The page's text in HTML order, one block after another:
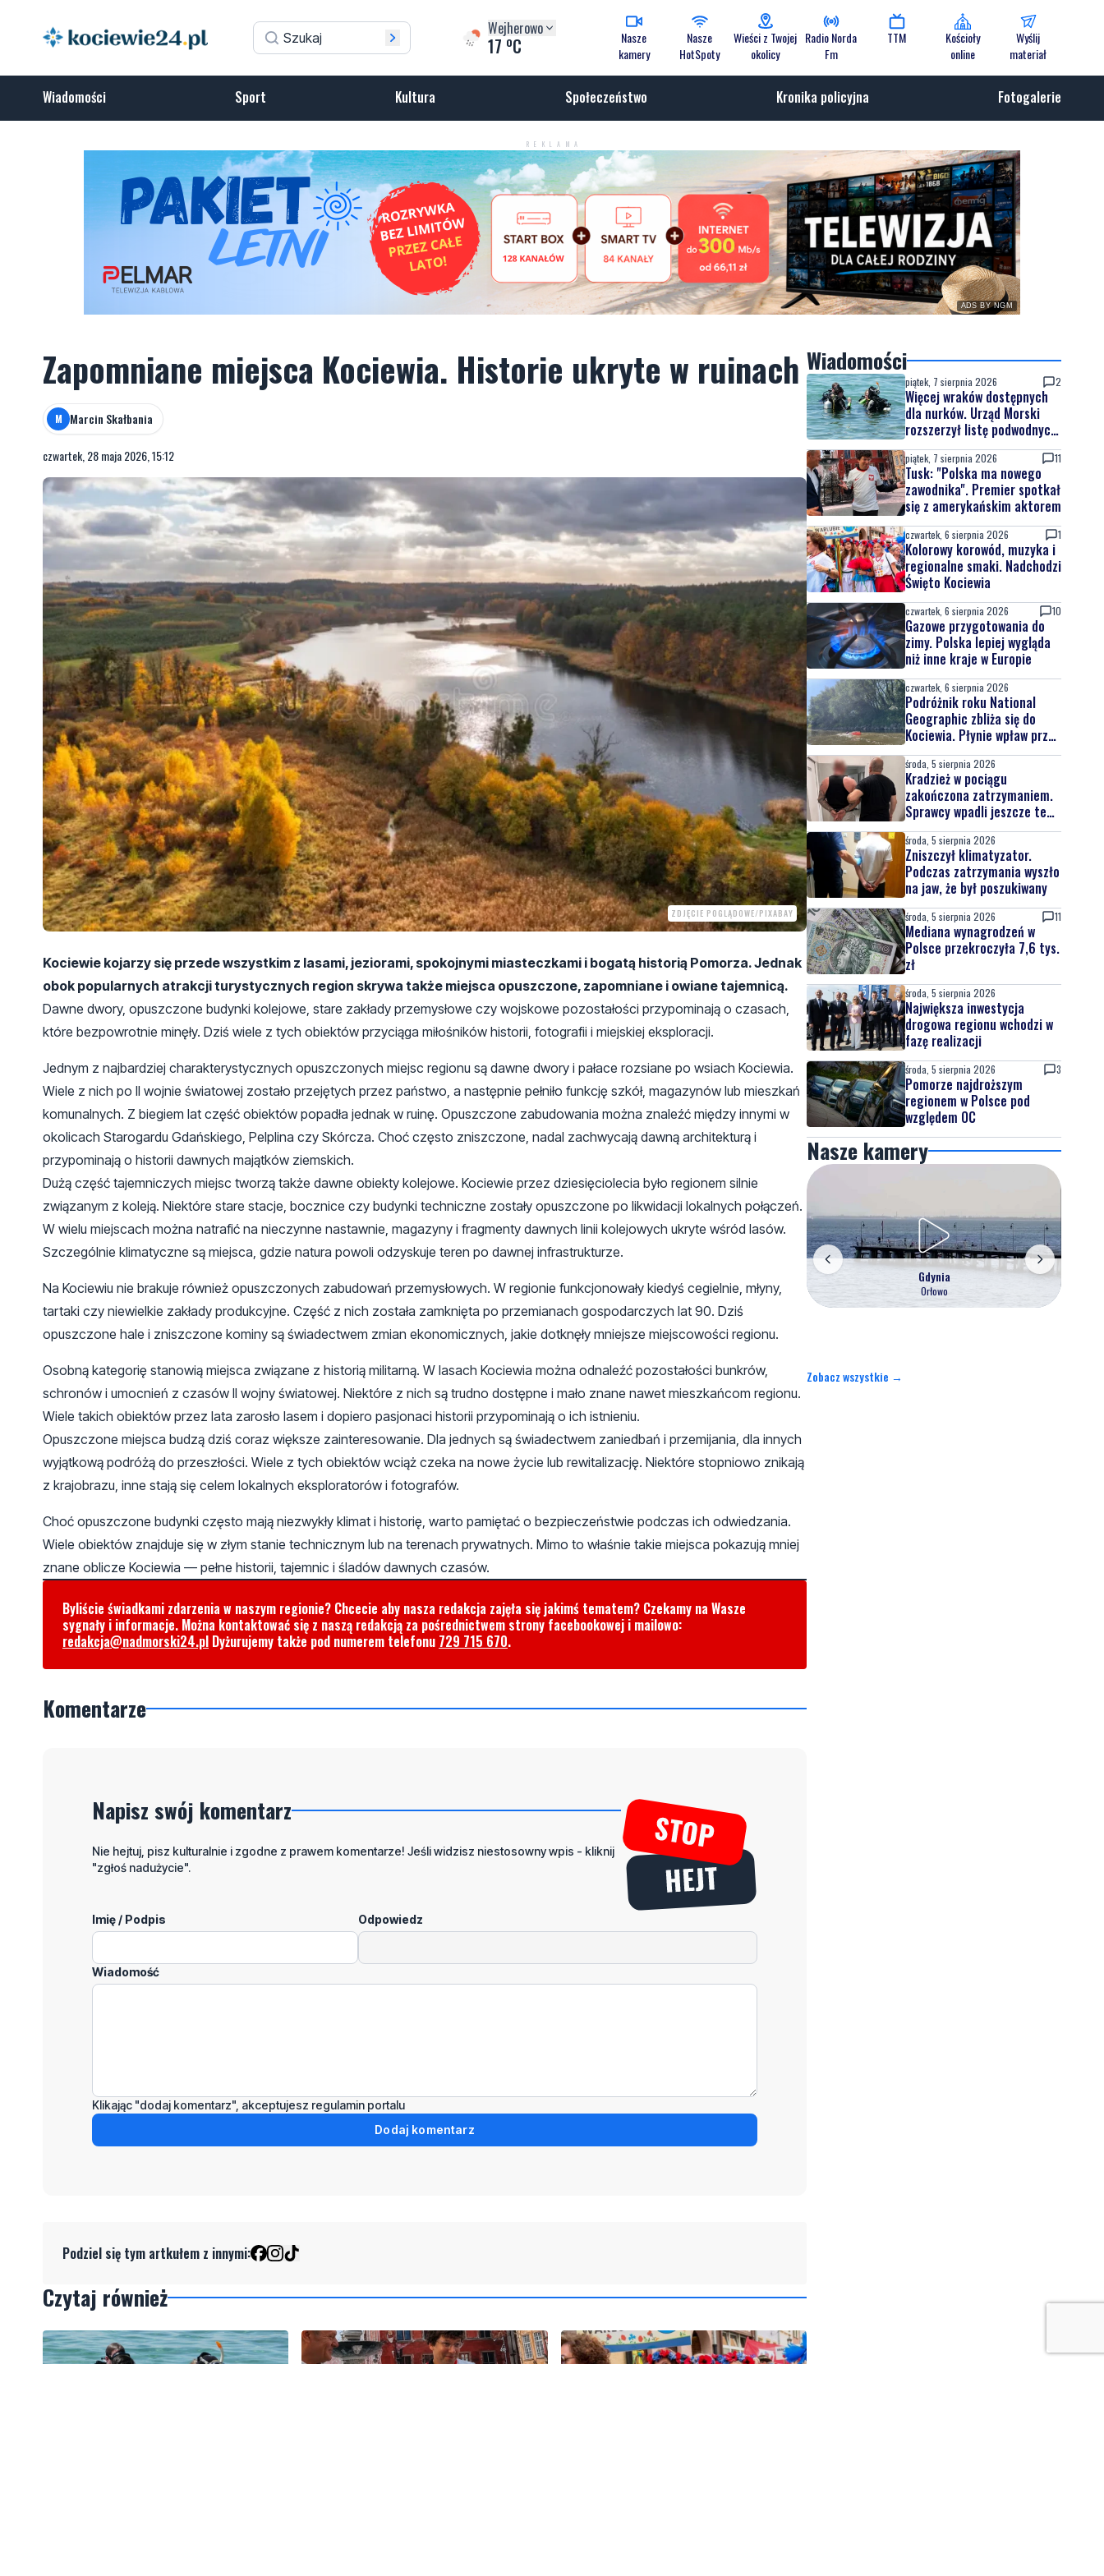
Wejherowo
17 oC
Nasze
kamery
Nasze
HotSpoty
Wieści z Twojej
okolicy
Radio Norda
Fm
TTM
Kościoły
online
Wyślij
materiał
Wiadomości Sport Kultura Społeczeństwo Kronika policyjna Fotogalerie
REKLAMA
ADS BY NGM
Zapomniane miejsca Kociewia. Historie ukryte w ruinach
M Marcin Skałbania
czwartek, 28 maja 2026, 15:12
ZDJĘCIE POGLĄDOWE/PIXABAY
Kociewie kojarzy się przede wszystkim z lasami, jeziorami, spokojnymi miasteczkami i bogatą historią Pomorza. Jednak
obok popularnych atrakcji turystycznych region skrywa także miejsca opuszczone, zapomniane i owiane tajemnicą.
Dawne dwory, opuszczone budynki kolejowe, stare zakłady przemysłowe czy wojskowe pozostałości przypominają o czasach,
które bezpowrotnie minęły. Dziś wiele z tych obiektów przyciąga miłośników historii, fotografii i miejskiej eksploracji.
Jednym z najbardziej charakterystycznych opuszczonych miejsc regionu są dawne dwory i pałace rozsiane po wsiach Kociewia.
Wiele z nich po II wojnie światowej zostało przejętych przez państwo, a następnie pełniło funkcję szkół, magazynów lub mieszkań
komunalnych. Z biegiem lat część obiektów popadła jednak w ruinę. Opuszczone zabudowania można znaleźć między innymi w
okolicach Starogardu Gdańskiego, Pelplina czy Skórcza. Choć często zniszczone, nadal zachwycają dawną architekturą i
przypominają o historii dawnych majątków ziemskich.
Dużą część tajemniczych miejsc tworzą także dawne obiekty kolejowe. Kociewie przez dziesięciolecia było regionem silnie
związanym z koleją. Niektóre stare stacje, bocznice czy budynki techniczne zostały opuszczone po likwidacji lokalnych połączeń.
W wielu miejscach można natrafić na nieczynne nastawnie, magazyny i fragmenty dawnych linii kolejowych ukryte wśród lasów.
Szczególnie klimatyczne są miejsca, gdzie natura powoli odzyskuje teren po dawnej infrastrukturze.
Na Kociewiu nie brakuje również opuszczonych zabudowań przemysłowych. W regionie funkcjonowały kiedyś cegielnie, młyny,
tartaki czy niewielkie zakłady produkcyjne. Część z nich została zamknięta po przemianach gospodarczych lat 90. Dziś
opuszczone hale i zniszczone kominy są świadectwem zmian ekonomicznych, jakie dotknęły mniejsze miejscowości regionu.
Osobną kategorię stanowią miejsca związane z historią militarną. W lasach Kociewia można odnaleźć pozostałości bunkrów,
schronów i umocnień z czasów II wojny światowej. Niektóre z nich są trudno dostępne i mało znane nawet mieszkańcom regionu.
Wiele takich obiektów przez lata zarosło lasem i dopiero pasjonaci historii przypominają o ich istnieniu.
Opuszczone miejsca budzą dziś coraz większe zainteresowanie. Dla jednych są świadectwem zaniedbań i przemijania, dla innych
wyjątkową podróżą do przeszłości. Wiele z tych obiektów wciąż czeka na nowe życie lub rewitalizację. Niektóre stopniowo znikają
z krajobrazu, inne stają się celem lokalnych eksploratorów i fotografów.
Choć opuszczone budynki często mają niezwykły klimat i historię, warto pamiętać o bezpieczeństwie podczas ich odwiedzania.
Wiele obiektów znajduje się w złym stanie technicznym lub na terenach prywatnych. Mimo to właśnie takie miejsca pokazują mniej
znane oblicze Kociewia — pełne historii, tajemnic i śladów dawnych czasów.
Byliście świadkami zdarzenia w naszym regionie? Chcecie aby nasza redakcja zajęła się jakimś tematem? Czekamy na Wasze
sygnały i informacje. Można kontaktować się z naszą redakcją za pośrednictwem strony facebookowej i mailowo:
redakcja@nadmorski24.pl Dyżurujemy także pod numerem telefonu 729 715 670.
Komentarze
Napisz swój komentarz
Nie hejtuj, pisz kulturalnie i zgodne z prawem komentarze! Jeśli widzisz niestosowny wpis - kliknij
"zgłoś nadużycie".
Imię / Podpis Odpowiedz
Wiadomość
Klikając "dodaj komentarz", akceptujesz regulamin portalu
Dodaj komentarz
Podziel się tym artkułem z innymi:
Czytaj również
Wiadomości
piątek, 7 sierpnia 2026 2
Więcej wraków dostępnych
dla nurków. Urząd Morski
rozszerzył listę podwodnych
atrakcji
piątek, 7 sierpnia 2026 11
Tusk: "Polska ma nowego
zawodnika". Premier spotkał
się z amerykańskim aktorem
czwartek, 6 sierpnia 2026 1
Kolorowy korowód, muzyka i
regionalne smaki. Nadchodzi
Święto Kociewia
czwartek, 6 sierpnia 2026 10
Gazowe przygotowania do
zimy. Polska lepiej wygląda
niż inne kraje w Europie
czwartek, 6 sierpnia 2026
Podróżnik roku National
Geographic zbliża się do
Kociewia. Płynie wpław przez
całą Wisłę
środa, 5 sierpnia 2026
Kradzież w pociągu
zakończona zatrzymaniem.
Sprawcy wpadli jeszcze tego
samego dnia
środa, 5 sierpnia 2026
Zniszczył klimatyzator.
Podczas zatrzymania wyszło
na jaw, że był poszukiwany
środa, 5 sierpnia 2026 11
Mediana wynagrodzeń w
Polsce przekroczyła 7,6 tys.
zł
środa, 5 sierpnia 2026
Największa inwestycja
drogowa regionu wchodzi w
fazę realizacji
środa, 5 sierpnia 2026 3
Pomorze najdroższym
regionem w Polsce pod
względem OC
Nasze kamery
Gdynia
Orłowo
Zobacz wszystkie →